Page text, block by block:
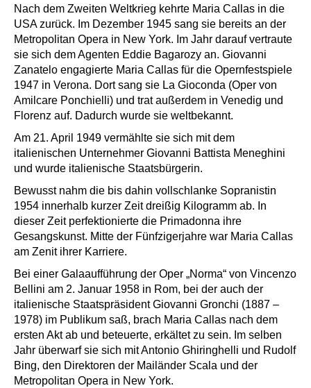
Nach dem Zweiten Weltkrieg kehrte Maria Callas in die
USA zurück. Im Dezember 1945 sang sie bereits an der
Metropolitan Opera in New York. Im Jahr darauf vertraute
sie sich dem Agenten Eddie Bagarozy an. Giovanni
Zanatelo engagierte Maria Callas für die Opernfestspiele
1947 in Verona. Dort sang sie La Gioconda (Oper von
Amilcare Ponchielli) und trat außerdem in Venedig und
Florenz auf. Dadurch wurde sie weltbekannt.
Am 21. April 1949 vermählte sie sich mit dem
italienischen Unternehmer Giovanni Battista Meneghini
und wurde italienische Staatsbürgerin.
Bewusst nahm die bis dahin vollschlanke Sopranistin
1954 innerhalb kurzer Zeit dreißig Kilogramm ab. In
dieser Zeit perfektionierte die Primadonna ihre
Gesangskunst. Mitte der Fünfzigerjahre war Maria Callas
am Zenit ihrer Karriere.
Bei einer Galaaufführung der Oper „Norma“ von Vincenzo
Bellini am 2. Januar 1958 in Rom, bei der auch der
italienische Staatspräsident Giovanni Gronchi (1887 –
1978) im Publikum saß, brach Maria Callas nach dem
ersten Akt ab und beteuerte, erkältet zu sein. Im selben
Jahr überwarf sie sich mit Antonio Ghiringhelli und Rudolf
Bing, den Direktoren der Mailänder Scala und der
Metropolitan Opera in New York.